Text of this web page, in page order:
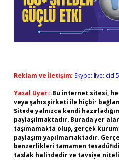
Reklam ve İletişim: Skype:
Yasal Uyarı: Bu internet sitesi,
veya şahıs şirketi ile hiçbir
Sitede yalnızca kendi
paylaşılmaktadır. Burada yer
taşımamakta olup, gerçek
paylaşım yapılmamaktadır.
benzerlikleri tamamen
taslak halindedir ve tavsiye